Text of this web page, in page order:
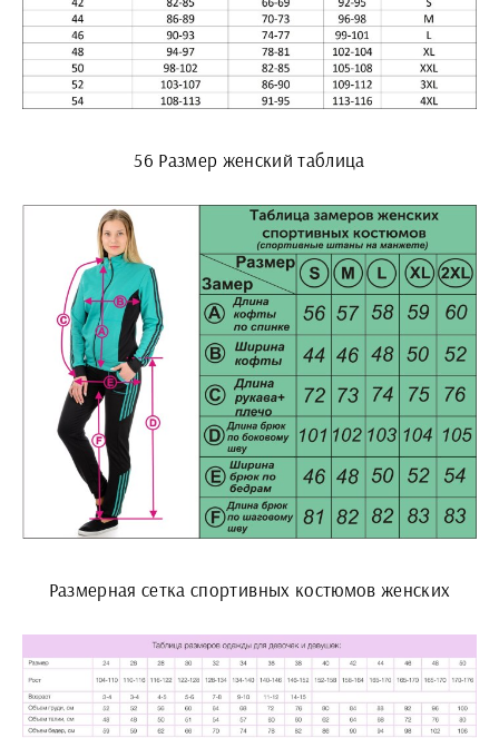
56 Размер женский таблица
Размерная сетка спортивных костюмов женских